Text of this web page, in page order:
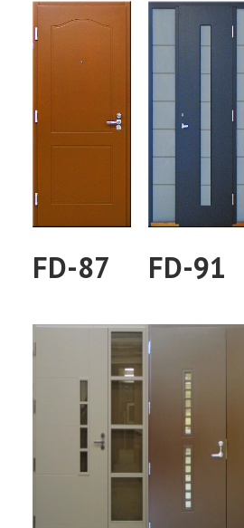
FD-87 FD-91